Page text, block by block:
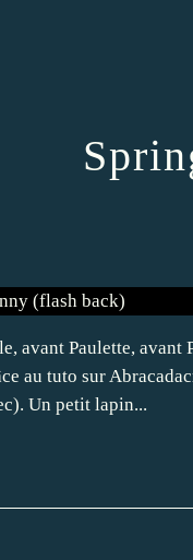
avant Paulette,
au tuto sur
Un petit lapin...